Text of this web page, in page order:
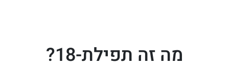
מה זה תפילת-18?